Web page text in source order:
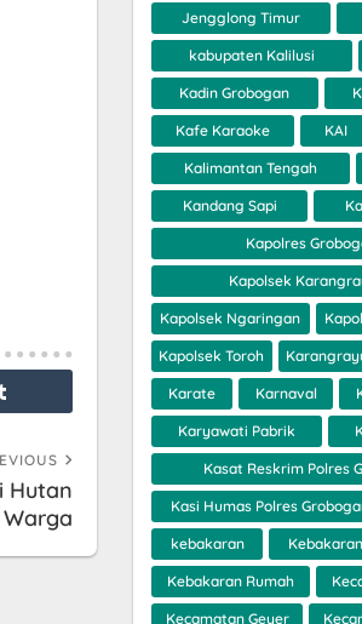
Hutan
Jengglong Timur
kabupaten Kalilusi
Kadin Grobogan
Kafe Karaoke KAI
Kalimantan Tengah
Kandang Sapi
Kapolres
Kapolsek
Kapolsek Ngaringan
Kapolsek Toroh
Karate Karnaval
Karyawati Pabrik
Kasat Reskrim Polres
Kasi Humas Polres
kebakaran
Kebakaran Rumah
Kecamatan Geyer